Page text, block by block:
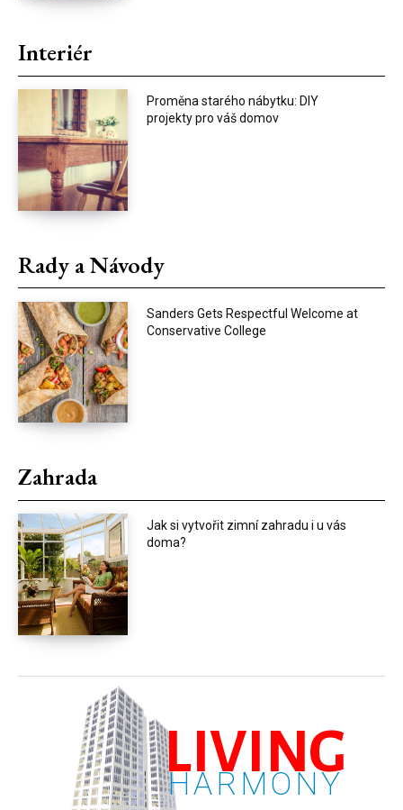
Interiér
Proměna starého nábytku: DIY
projekty pro váš domov
Rady a Návody
Sanders Gets Respectful Welcome at
Conservative College
Zahrada
Jak si vytvořit zimní zahradu i u vás
doma?
LIVING
HARMONY